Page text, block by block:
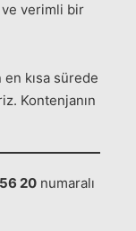
verimli bir
kısa sürede
Kontenjanın
20 numaralı